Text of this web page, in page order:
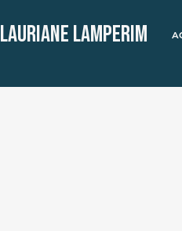
Lauriane Lamperim